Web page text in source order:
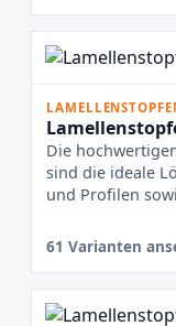
Die
sind die ideale
und Profilen
61 Varianten